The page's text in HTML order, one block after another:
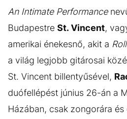
An Intimate Performance
Budapestre St. Vincent,
amerikai énekesnő, akit a
a világ legjobb gitárosai
St. Vincent billentyűsével,
duófellépést június 26-án a
Házában, csak zongorára